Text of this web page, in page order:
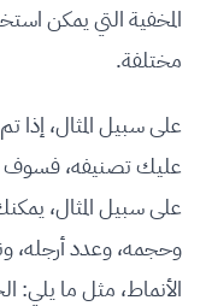
المخفية التي يمكن
مختلفة.
على سبيل المثال،
عليك تصنيفه، فسوف
على سبيل المثال،
وحجمه، وعدد أرجله،
الأنماط، مثل ما يلي: